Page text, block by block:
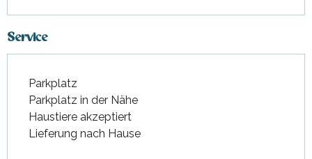
Service
Parkplatz
Parkplatz in der Nähe
Haustiere akzeptiert
Lieferung nach Hause